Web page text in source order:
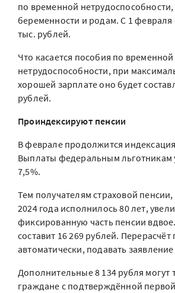
по временной
беременности и родам. С 1 февраля
тыс. рублей.
Что касается пособия по временной
нетрудоспособности, при
хорошей зарплате оно будет
рублей.
Проиндексируют пенсии
В феврале продолжится
Выплаты федеральным льготникам
7,5%.
Тем получателям страховой
2024 года исполнилось 80 лет,
фиксированную часть пенсии
составит 16 269 рублей. Перерасчёт
автоматически, подавать
Дополнительные 8 134 рубля могут
граждане с подтверждённой